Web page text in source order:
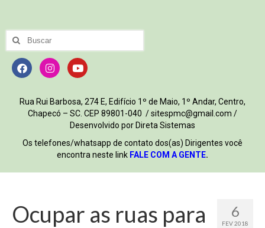
Rua Rui Barbosa, 274 E, Edifício 1º de Maio, 1º Andar, Centro,
Chapecó – SC. CEP 89801-040 / sitespmc@gmail.com /
Desenvolvido por Direta Sistemas
Os telefones/whatsapp de contato dos(as) Dirigentes você
encontra neste link FALE COM A GENTE.
6
FEV 2018
Ocupar as ruas para